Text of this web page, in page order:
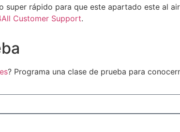
super rápido para que este apartado este al
Customer Support.
? Programa una clase de prueba para